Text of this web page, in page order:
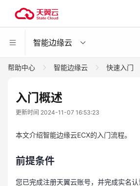
智能边缘云
帮助中心 智能边缘云 快速入门
入门概述
更新时间 2024-11-07 16:53:23
本文介绍智能边缘云ECX的入门流程。
前提条件
您已完成注册天翼云账号，并完成实名